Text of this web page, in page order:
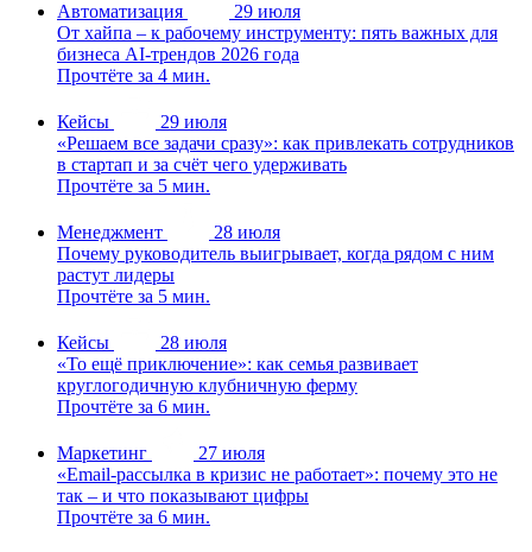
Автоматизация
29 июля
От хайпа – к рабочему инструменту: пять важных для
бизнеса AI-трендов 2026 года
Прочтёте за 4 мин.
Кейсы
29 июля
«Решаем все задачи сразу»: как привлекать сотрудников
в стартап и за счёт чего удерживать
Прочтёте за 5 мин.
Менеджмент
28 июля
Почему руководитель выигрывает, когда рядом с ним
растут лидеры
Прочтёте за 5 мин.
Кейсы
28 июля
«То ещё приключение»: как семья развивает
круглогодичную клубничную ферму
Прочтёте за 6 мин.
Маркетинг
27 июля
«Email-рассылка в кризис не работает»: почему это не
так – и что показывают цифры
Прочтёте за 6 мин.